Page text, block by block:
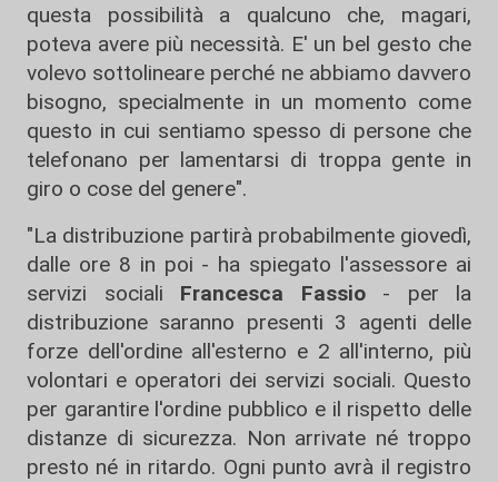
questa possibilità a qualcuno che, magari,
poteva avere più necessità. E' un bel gesto che
volevo sottolineare perché ne abbiamo davvero
bisogno, specialmente in un momento come
questo in cui sentiamo spesso di persone che
telefonano per lamentarsi di troppa gente in
giro o cose del genere".
"La distribuzione partirà probabilmente giovedì,
dalle ore 8 in poi - ha spiegato l'assessore ai
servizi sociali Francesca Fassio- per la
distribuzione saranno presenti 3 agenti delle
forze dell'ordine all'esterno e 2 all'interno, più
volontari e operatori dei servizi sociali. Questo
per garantire l'ordine pubblico e il rispetto delle
distanze di sicurezza. Non arrivate né troppo
presto né in ritardo. Ogni punto avrà il registro